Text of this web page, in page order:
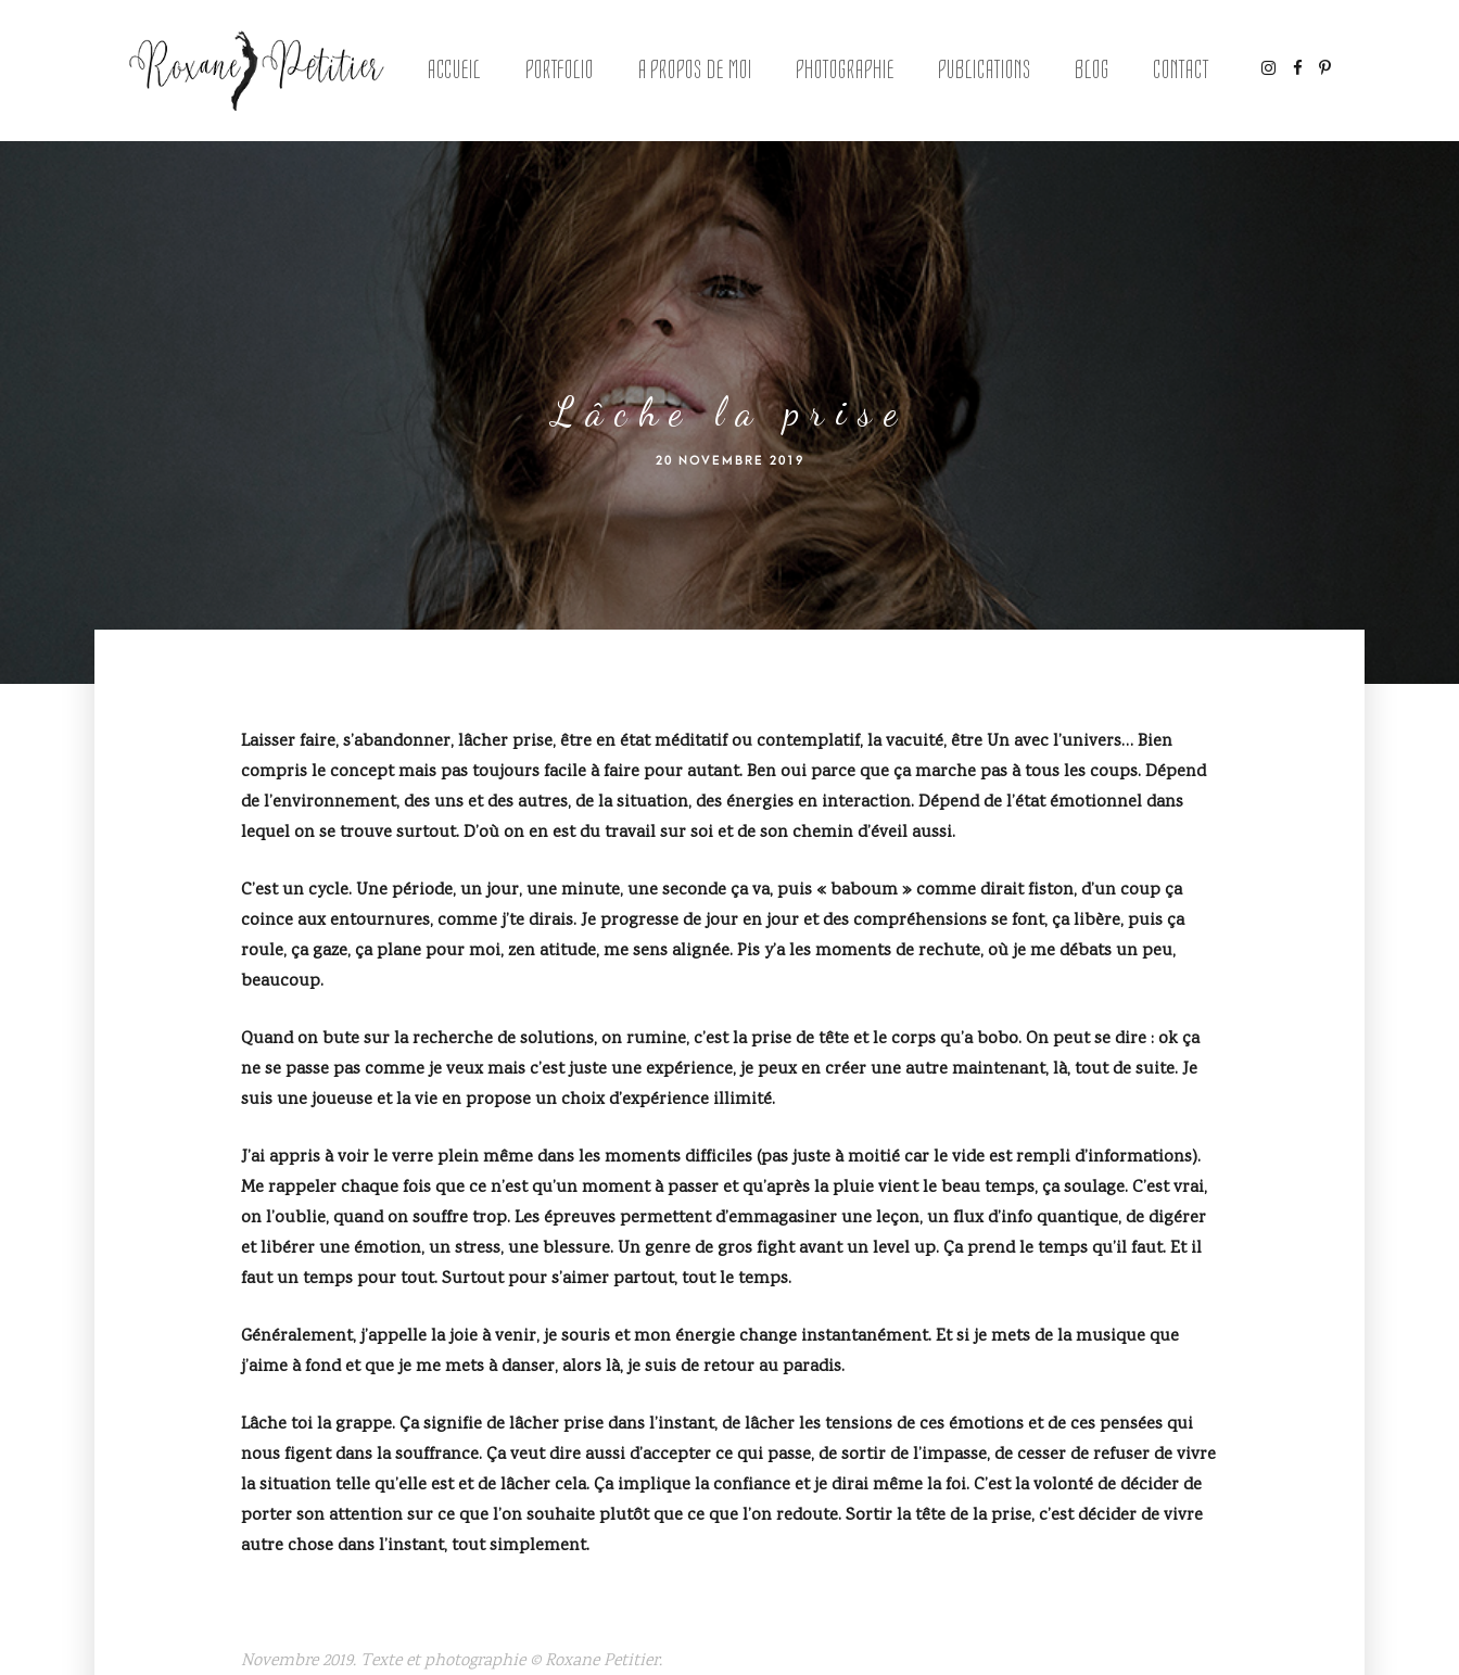
ACCUEIL PORTFOLIO A PROPOS DE MOI PHOTOGRAPHIE PUBLICATIONS BLOG CONTACT
Lâche la prise
20 NOVEMBRE 2019
Laisser faire, s’abandonner, lâcher prise, être en état méditatif ou contemplatif, la vacuité, être Un avec l’univers… Bien
compris le concept mais pas toujours facile à faire pour autant. Ben oui parce que ça marche pas à tous les coups. Dépend
de l’environnement, des uns et des autres, de la situation, des énergies en interaction. Dépend de l’état émotionnel dans
lequel on se trouve surtout. D’où on en est du travail sur soi et de son chemin d’éveil aussi.
C’est un cycle. Une période, un jour, une minute, une seconde ça va, puis « baboum » comme dirait fiston, d’un coup ça
coince aux entournures, comme j’te dirais. Je progresse de jour en jour et des compréhensions se font, ça libère, puis ça
roule, ça gaze, ça plane pour moi, zen atitude, me sens alignée. Pis y’a les moments de rechute, où je me débats un peu,
beaucoup.
Quand on bute sur la recherche de solutions, on rumine, c’est la prise de tête et le corps qu’a bobo. On peut se dire : ok ça
ne se passe pas comme je veux mais c’est juste une expérience, je peux en créer une autre maintenant, là, tout de suite. Je
suis une joueuse et la vie en propose un choix d’expérience illimité.
J’ai appris à voir le verre plein même dans les moments difficiles (pas juste à moitié car le vide est rempli d’informations).
Me rappeler chaque fois que ce n’est qu’un moment à passer et qu’après la pluie vient le beau temps, ça soulage. C’est vrai,
on l’oublie, quand on souffre trop. Les épreuves permettent d’emmagasiner une leçon, un flux d’info quantique, de digérer
et libérer une émotion, un stress, une blessure. Un genre de gros fight avant un level up. Ça prend le temps qu’il faut. Et il
faut un temps pour tout. Surtout pour s’aimer partout, tout le temps.
Généralement, j’appelle la joie à venir, je souris et mon énergie change instantanément. Et si je mets de la musique que
j’aime à fond et que je me mets à danser, alors là, je suis de retour au paradis.
Lâche toi la grappe. Ça signifie de lâcher prise dans l’instant, de lâcher les tensions de ces émotions et de ces pensées qui
nous figent dans la souffrance. Ça veut dire aussi d’accepter ce qui passe, de sortir de l’impasse, de cesser de refuser de vivre
la situation telle qu’elle est et de lâcher cela. Ça implique la confiance et je dirai même la foi. C’est la volonté de décider de
porter son attention sur ce que l’on souhaite plutôt que ce que l’on redoute. Sortir la tête de la prise, c’est décider de vivre
autre chose dans l’instant, tout simplement.
Novembre 2019. Texte et photographie © Roxane Petitier.